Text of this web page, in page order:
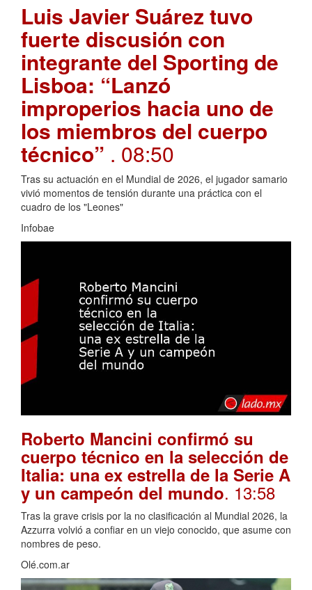
Luis Javier Suárez tuvo
fuerte discusión con
integrante del Sporting de
Lisboa: “Lanzó
improperios hacia uno de
los miembros del cuerpo
técnico” . 08:50
Tras su actuación en el Mundial de 2026, el jugador samario
vivió momentos de tensión durante una práctica con el
cuadro de los "Leones"
Infobae
Roberto Mancini confirmó su
cuerpo técnico en la selección de
Italia: una ex estrella de la Serie A
y un campeón del mundo. 13:58
Tras la grave crisis por la no clasificación al Mundial 2026, la
Azzurra volvió a confiar en un viejo conocido, que asume con
nombres de peso.
Olé.com.ar